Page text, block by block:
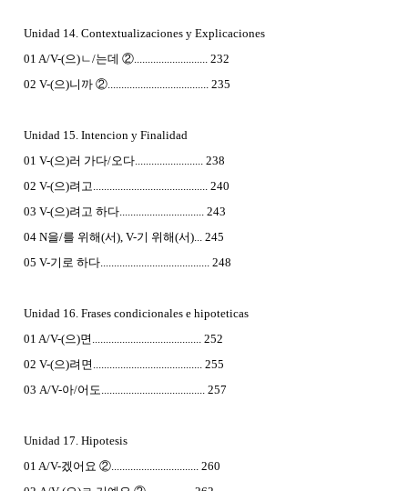
Unidad 14. Contextualizaciones y Explicaciones
01 A/V-(으)ㄴ/는데 ②........................... 232
02 V-(으)니까 ②..................................... 235
Unidad 15. Intencion y Finalidad
01 V-(으)러 가다/오다......................... 238
02 V-(으)려고.......................................... 240
03 V-(으)려고 하다............................... 243
04 N을/를 위해(서), V-기 위해(서)... 245
05 V-기로 하다........................................ 248
Unidad 16. Frases condicionales e hipoteticas
01 A/V-(으)면........................................ 252
02 V-(으)려면........................................ 255
03 A/V-아/어도...................................... 257
Unidad 17. Hipotesis
01 A/V-겠어요 ②................................ 260